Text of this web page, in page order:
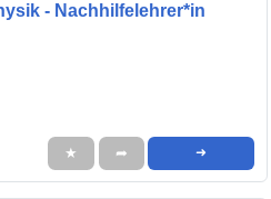
- Nachhilfelehrer*in
★ ➦ ➜